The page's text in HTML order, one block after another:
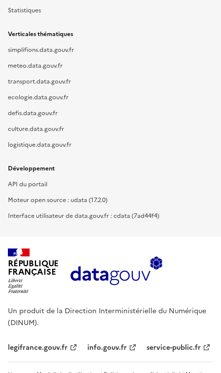
Statistiques
Verticales thématiques
simplifions.data.gouv.fr
meteo.data.gouv.fr
transport.data.gouv.fr
ecologie.data.gouv.fr
defis.data.gouv.fr
culture.data.gouv.fr
logistique.data.gouv.fr
Développement
API du portail
Moteur open source : udata (17.2.0)
Interface utilisateur de data.gouv.fr : cdata (7ad44f4)
RÉPUBLIQUE
FRANÇAISE
Un produit de la Direction Interministérielle du Numérique
(DINUM).
legifrance.gouv.fr info.gouv.fr service-public.fr